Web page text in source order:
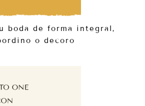
boda de forma integral,
o decoro